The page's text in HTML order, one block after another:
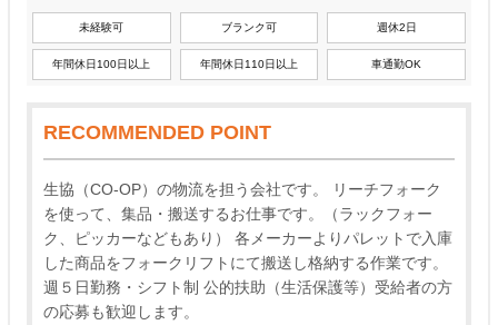
未経験可 ブランク可 週休2日
年間休日100日以上 年間休日110日以上 車通勤OK
RECOMMENDED POINT
生協（CO-OP）の物流を担う会社です。 リーチフォーク
を使って、集品・搬送するお仕事です。（ラックフォー
ク、ピッカーなどもあり） 各メーカーよりパレットで入庫
した商品をフォークリフトにて搬送し格納する作業です。
週５日勤務・シフト制 公的扶助（生活保護等）受給者の方
の応募も歓迎します。